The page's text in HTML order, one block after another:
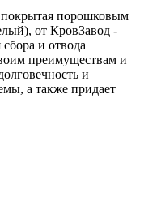
порошковым
от КровЗавод -
и отвода
преимуществам и
и
а также придает